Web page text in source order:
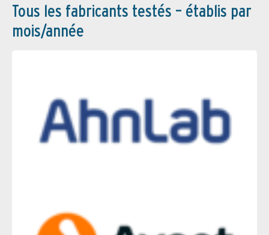
Tous les fabricants testés – établis par
mois/année